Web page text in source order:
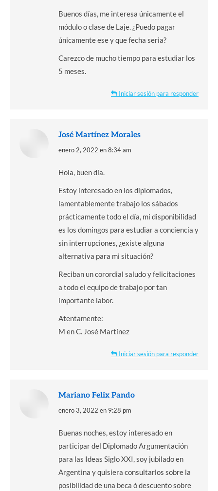
Buenos días, me interesa únicamente el
módulo o clase de Laje. ¿Puedo pagar
únicamente ese y que fecha seria?
Carezco de mucho tiempo para estudiar los
5 meses.
Iniciar sesión para responder
José Martínez Morales
dice:
enero 2, 2022 en 8:34 am
Hola, buen día.
Estoy interesado en los diplomados,
lamentablemente trabajo los sábados
prácticamente todo el día, mi disponibilidad
es los domingos para estudiar a conciencia y
sin interrupciones, ¿existe alguna
alternativa para mi situación?
Reciban un corordial saludo y felicitaciones
a todo el equipo de trabajo por tan
importante labor.
Atentamente:
M en C. José Martínez
Iniciar sesión para responder
Mariano Felix Pando
dice:
enero 3, 2022 en 9:28 pm
Buenas noches, estoy interesado en
participar del Diplomado Argumentación
para las Ideas Siglo XXI, soy jubilado en
Argentina y quisiera consultarlos sobre la
posibilidad de una beca ó descuento sobre